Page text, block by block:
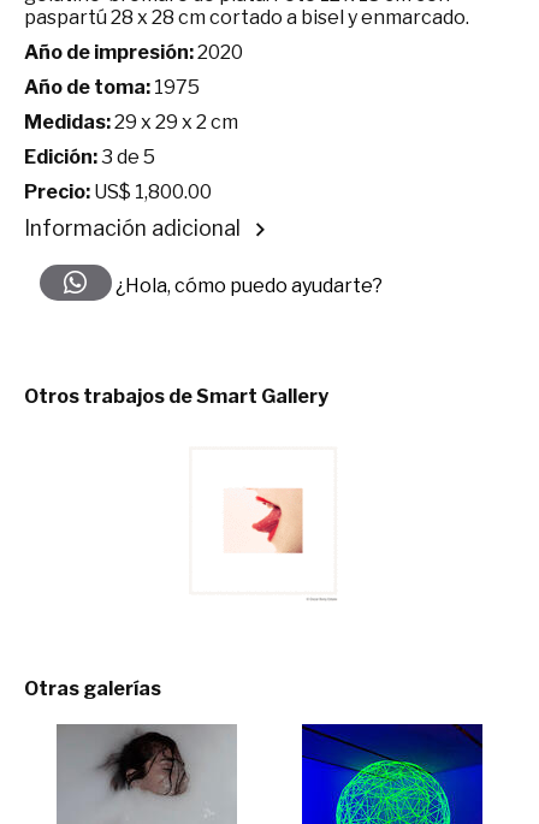
paspartú 28 x 28 cm cortado a bisel y enmarcado.
Año de impresión:2020
Año de toma: 1975
Medidas:29 x 29 x 2 cm
Edición:3 de 5
Precio: US$ 1,800.00
Información adicional
¿Hola, cómo puedo ayudarte?
Otros trabajos de Smart Gallery
Otras galerías